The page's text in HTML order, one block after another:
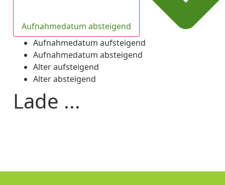
Aufnahmedatum absteigend
Aufnahmedatum aufsteigend
Aufnahmedatum absteigend
Alter aufsteigend
Alter absteigend
Lade ...